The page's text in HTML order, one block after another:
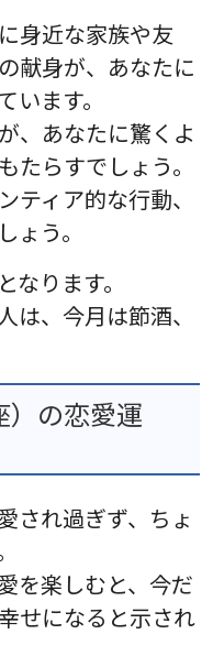
身近な家族や友
献身が、あなたに
ます。
、あなたに驚くよ
たらすでしょう。
ティア的な行動、
う。
ります。
は、今月は節酒、
）の恋愛運
され過ぎず、ちょ
を楽しむと、今だ
せになると示され